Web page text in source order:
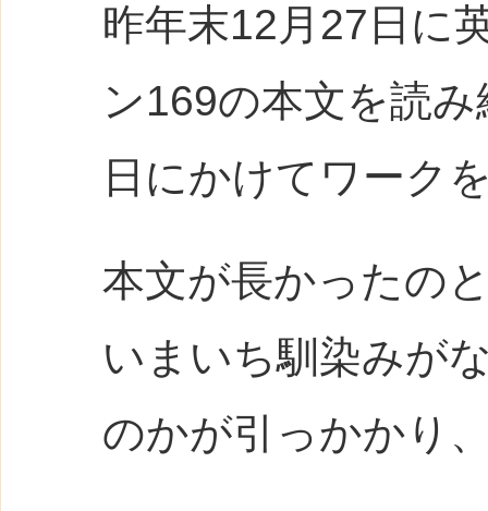
昨年末12月27日に
ン169の本文を読
日にかけてワーク
本文が長かったの
いまいち馴染みが
のかが引っかかり